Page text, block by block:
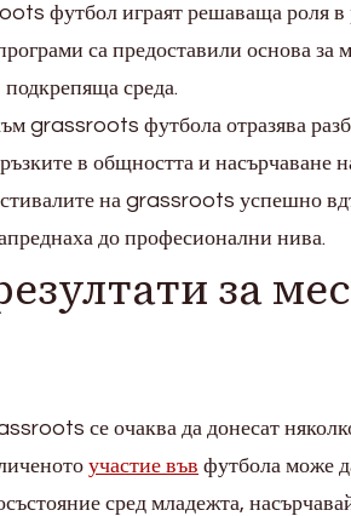
футбол играят решаваща роля в
са предоставили основа за
подкрепяща среда.
grassroots футбола отразява
в общността и насърчаване
на grassroots успешно
до професионални нива.
за
се очаква да донесат
участие във футбола може
сред младежта,